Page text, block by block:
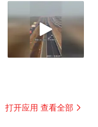
打开应用 查看全部